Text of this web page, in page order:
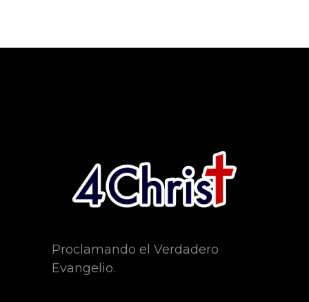
Proclamando el Verdadero
Evangelio.